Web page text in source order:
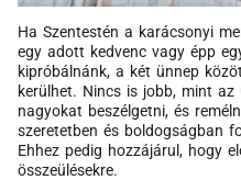
Ha Szentestén a karácsonyi
egy adott kedvenc vagy épp
kipróbálnánk, a két ünnep
kerülhet. Nincs is jobb, mint az
nagyokat beszélgetni, és
szeretetben és boldogságban
Ehhez pedig hozzájárul, hogy
összeülésekre.